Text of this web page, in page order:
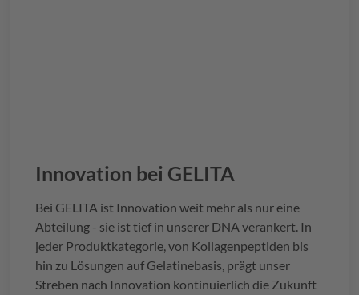
Innovation bei GELITA
Bei GELITA ist Innovation weit mehr als nur eine
Abteilung - sie ist tief in unserer DNA verankert. In
jeder Produktkategorie, von Kollagenpeptiden bis
hin zu Lösungen auf Gelatinebasis, prägt unser
Streben nach Innovation kontinuierlich die Zukunft